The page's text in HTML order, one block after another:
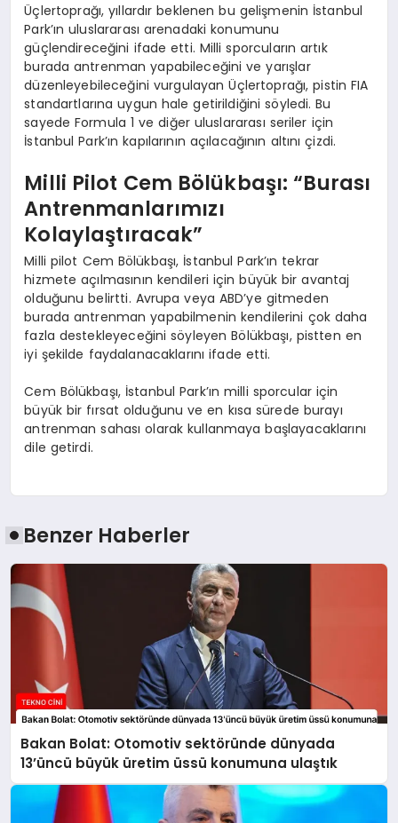
Üçlertoprağı, yıllardır beklenen bu gelişmenin İstanbul
Park’ın uluslararası arenadaki konumunu
güçlendireceğini ifade etti. Milli sporcuların artık
burada antrenman yapabileceğini ve yarışlar
düzenleyebileceğini vurgulayan Üçlertoprağı, pistin FIA
standartlarına uygun hale getirildiğini söyledi. Bu
sayede Formula 1 ve diğer uluslararası seriler için
İstanbul Park’ın kapılarının açılacağının altını çizdi.
Milli Pilot Cem Bölükbaşı: “Burası
Antrenmanlarımızı
Kolaylaştıracak”
Milli pilot Cem Bölükbaşı, İstanbul Park’ın tekrar
hizmete açılmasının kendileri için büyük bir avantaj
olduğunu belirtti. Avrupa veya ABD’ye gitmeden
burada antrenman yapabilmenin kendilerini çok daha
fazla destekleyeceğini söyleyen Bölükbaşı, pistten en
iyi şekilde faydalanacaklarını ifade etti.
Cem Bölükbaşı, İstanbul Park’ın milli sporcular için
büyük bir fırsat olduğunu ve en kısa sürede burayı
antrenman sahası olarak kullanmaya başlayacaklarını
dile getirdi.
Benzer Haberler
Bakan Bolat: Otomotiv sektöründe dünyada
13’üncü büyük üretim üssü konumuna ulaştık